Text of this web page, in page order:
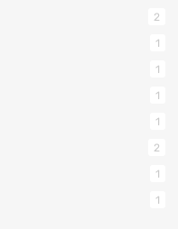
2
1
1
1
1
2
1
1